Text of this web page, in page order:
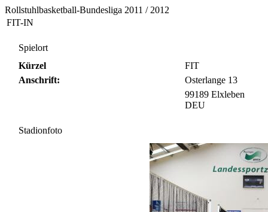
Rollstuhlbasketball-Bundesliga 2011 / 2012
FIT-IN
Spielort
Kürzel
FIT
Anschrift:
Osterlange 13
99189 Elxleben
DEU
Stadionfoto